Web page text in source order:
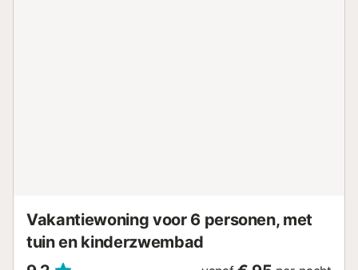
Vakantiewoning voor 6 personen, met
tuin en kinderzwembad